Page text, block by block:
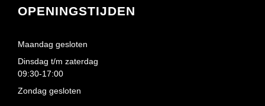
OPENINGSTIJDEN
Maandag gesloten
Dinsdag t/m zaterdag
09:30-17:00
Zondag gesloten